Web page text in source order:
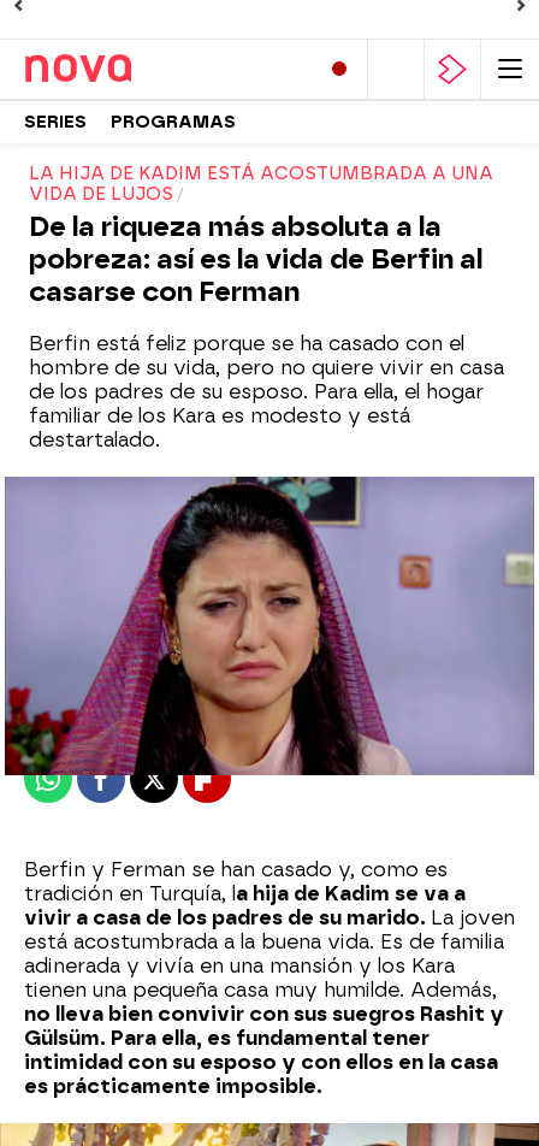
SERIES PROGRAMAS
LA HIJA DE KADIM ESTÁ ACOSTUMBRADA A UNA
VIDA DE LUJOS
De la riqueza más absoluta a la
pobreza: así es la vida de Berfin al
casarse con Ferman
Berfin está feliz porque se ha casado con el
hombre de su vida, pero no quiere vivir en casa
de los padres de su esposo. Para ella, el hogar
familiar de los Kara es modesto y está
destartalado.
Publicado:30 de enero de 2024, 16:34
WhatsappFacebook
X Flipboard
Berfin y Ferman se han casado y, como es
tradición en Turquía, l a hija de Kadim se va a
vivir a casa de los padres de su marido. La joven
está acostumbrada a la buena vida. Es de familia
adinerada y vivía en una mansión y los Kara
tienen una pequeña casa muy humilde. Además,
no lleva bien convivir con sus suegros Rashit y
Gülsüm. Para ella, es fundamental tener
intimidad con su esposo y con ellos en la casa
es prácticamente imposible.